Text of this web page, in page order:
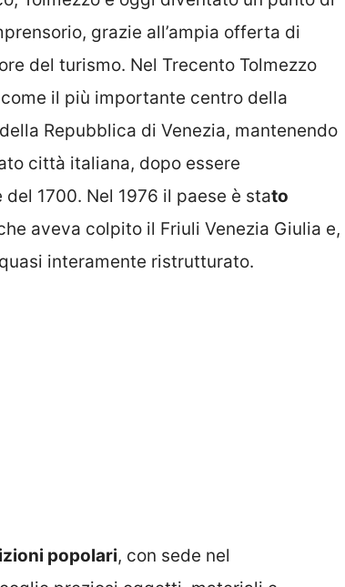
grazie all’ampia offerta di
del turismo. Nel Trecento Tolmezzo
il più importante centro della
Repubblica di Venezia, mantenendo
città italiana, dopo essere
1700. Nel 1976 il paese è stato
aveva colpito il Friuli Venezia Giulia e,
interamente ristrutturato.
popolari, con sede nel